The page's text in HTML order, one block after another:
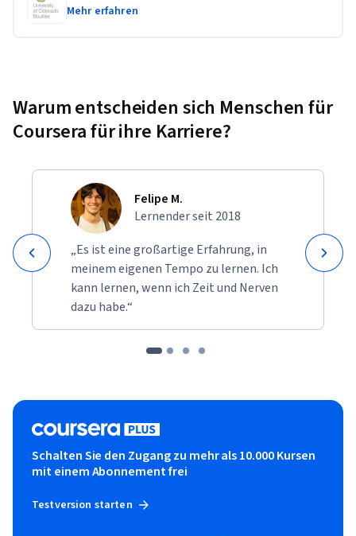
business communication challenges, enhancing their ability
Mehr erfahren
Warum entscheiden sich Menschen für
Coursera für ihre Karriere?
Felipe M.
Lernender seit 2018
„Es ist eine großartige Erfahrung, in
meinem eigenen Tempo zu lernen. Ich
kann lernen, wenn ich Zeit und Nerven
dazu habe.“
Schalten Sie den Zugang zu mehr als 10.000 Kursen
mit einem Abonnement frei
Testversion starten